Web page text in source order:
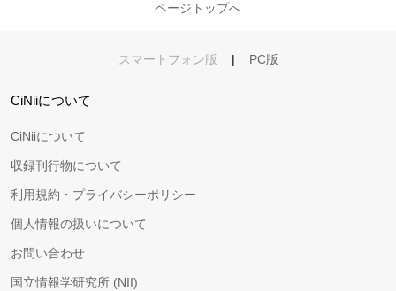
ページトップへ
スマートフォン版 | PC版
CiNiiについて
CiNiiについて
収録刊行物について
利用規約・プライバシーポリシー
個人情報の扱いについて
お問い合わせ
国立情報学研究所 (NII)